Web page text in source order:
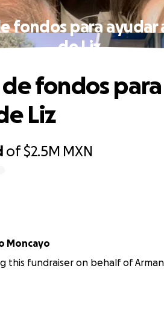
fondos para
de Liz
of$2.5M MXN
fondos
Liz
Moncayo
this fundraiser on behalf of